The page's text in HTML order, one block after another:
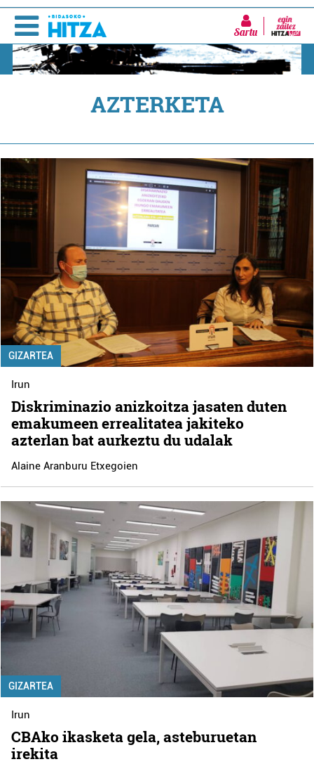
Sartu
AZTERKETA
GIZARTEA
Irun
Diskriminazio anizkoitza jasaten duten
emakumeen errealitatea jakiteko
azterlan bat aurkeztu du udalak
Alaine Aranburu Etxegoien
GIZARTEA
Irun
CBAko ikasketa gela, asteburuetan
irekita